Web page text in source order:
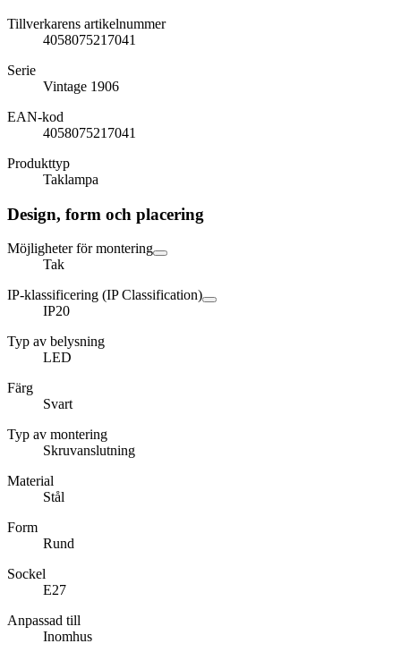
Tillverkarens artikelnummer
4058075217041
Serie
Vintage 1906
EAN-kod
4058075217041
Produkttyp
Taklampa
Design, form och placering
Möjligheter för montering
Tak
IP-klassificering (IP Classification)
IP20
Typ av belysning
LED
Färg
Svart
Typ av montering
Skruvanslutning
Material
Stål
Form
Rund
Sockel
E27
Anpassad till
Inomhus